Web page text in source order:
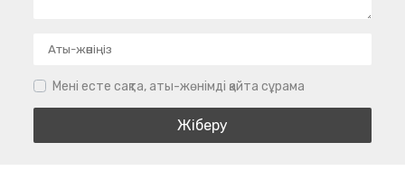
Мені есте сақта, аты-жөнімді қайта сұрама